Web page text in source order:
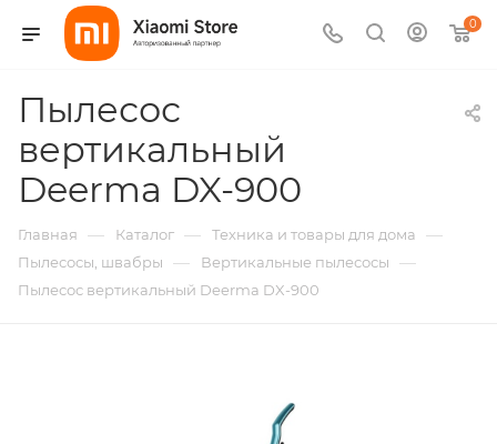
0
Пылесос
вертикальный
Deerma DX-900
Главная — Каталог — Техника и товары для дома —
Пылесосы, швабры — Вертикальные пылесосы —
Пылесос вертикальный Deerma DX-900